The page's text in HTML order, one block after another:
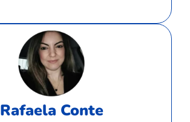
Rafaela Conte